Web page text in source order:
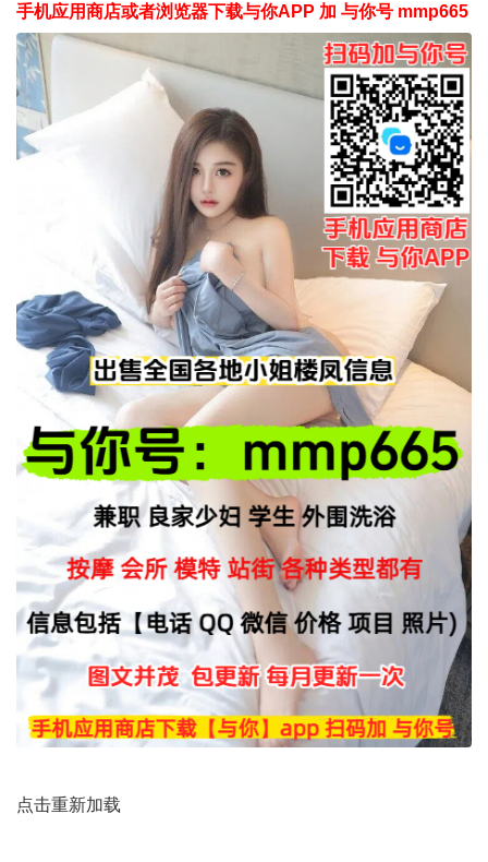
手机应用商店或者浏览器下载与你APP 加 与你号 mmp665
点击重新加载